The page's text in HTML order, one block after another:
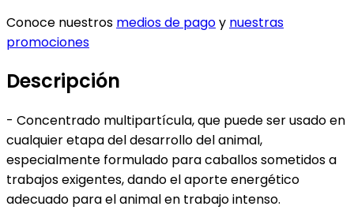
Conoce nuestros medios de pagoy nuestras
promociones
Descripción
- Concentrado multipartícula, que puede ser usado en
cualquier etapa del desarrollo del animal,
especialmente formulado para caballos sometidos a
trabajos exigentes, dando el aporte energético
adecuado para el animal en trabajo intenso.